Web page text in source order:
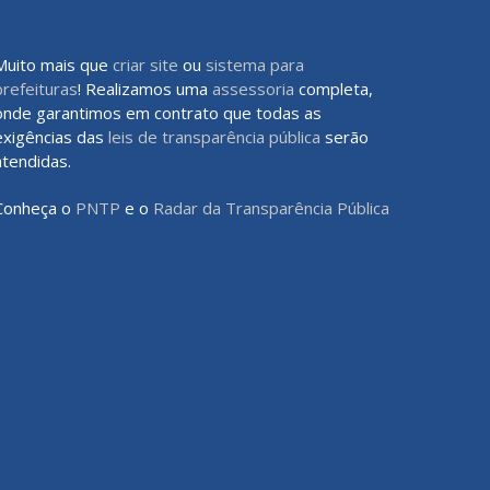
mais que criar site ou sistema para
! Realizamos uma assessoria completa,
garantimos em contrato que todas as
das leis de transparência pública serão
o PNTP e o Radar da Transparência Pública